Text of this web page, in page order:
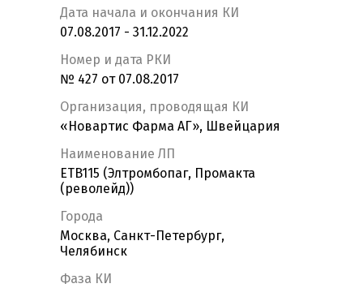
Дата начала и окончания КИ
07.08.2017 - 31.12.2022
Номер и дата РКИ
№ 427 от 07.08.2017
Организация, проводящая КИ
«Новартис Фарма АГ», Швейцария
Наименование ЛП
ETB115 (Элтромбопаг, Промакта
(револейд))
Города
Москва, Санкт-Петербург,
Челябинск
Фаза КИ